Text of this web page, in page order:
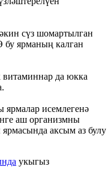
сүз шомартылган
ярманың калган
витаминнар да юкка
ярмалар исемлегенә
аш организмны
аксым аз булу
укыгыз